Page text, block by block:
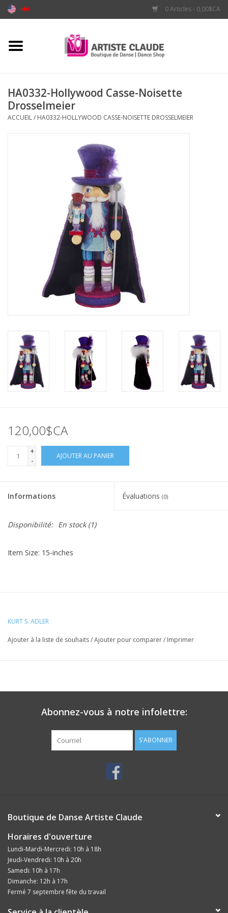
0 Articles - 0,00$CA
Accueil
Vêtements
HA0332-Hollywood Casse-Noisette
Drosselmeier
ACCUEIL/ HA0332-HOLLYWOOD CASSE-NOISETTE DROSSELMEIER
120,00$CA
+
-
AJOUTER AU PANIER
Informations Évaluations (0)
Disponibilité: En stock(1)
Item Size: 15-inches
KURT S. ADLER
Ajouter à la liste de souhaits/Ajouter pour comparer/ Imprimer
Abonnez-vous à notre infolettre:
S'ABONNER
Boutique de Danse Artiste Claude
Horaires d'ouverture
Lundi-Mardi-Mercredi: 10h à 18h
Jeudi-Vendredi: 10h à 20h
Samedi: 10h à 17h
Dimanche: 12h à 17h
Fermé 7 septembre fête du travail